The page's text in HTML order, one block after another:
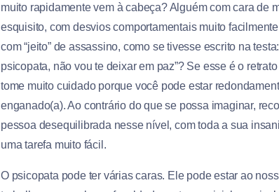
muito rapidamente vem à cabeça? Alguém com cara de
esquisito, com desvios comportamentais muito
com “jeito” de assassino, como se tivesse escrito na
psicopata, não vou te deixar em paz”? Se esse é o
tome muito cuidado porque você pode estar
enganado(a). Ao contrário do que se possa imaginar,
pessoa desequilibrada nesse nível, com toda a sua
uma tarefa muito fácil.
O psicopata pode ter várias caras. Ele pode estar ao